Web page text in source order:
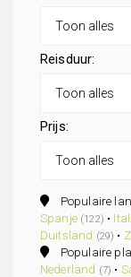
Reisduur:
Prijs:
Populaire
Spanje (122) •
Duitsland (29) •
Populaire
Nederland (7) •